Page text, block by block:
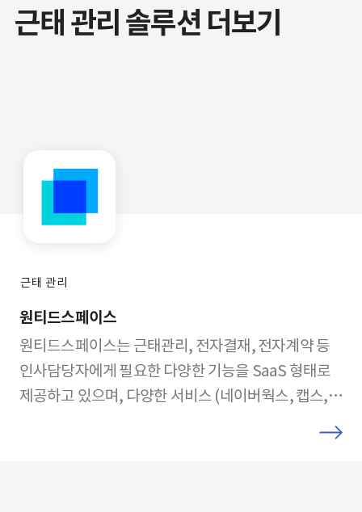
근태 관리 솔루션 더보기
근태 관리
원티드스페이스
원티드스페이스는 근태관리, 전자결재, 전자계약 등
인사담당자에게 필요한 다양한 기능을 SaaS 형태로
제공하고 있으며, 다양한 서비스 (네이버웍스, 캡스,
세콤 등)와의 연동을 통해 한곳에서 쉽고 편하게 HR과